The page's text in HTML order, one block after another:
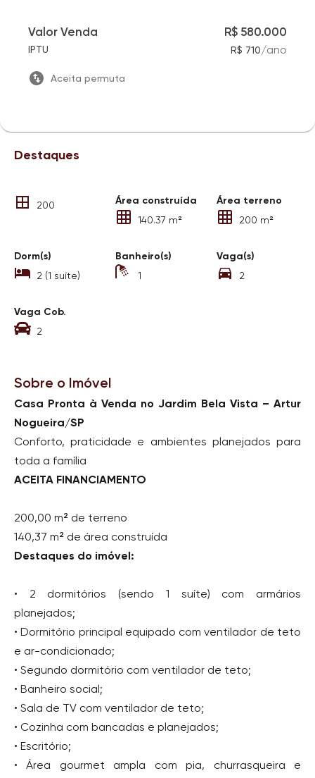
Valor Venda R$ 580.000
IPTU R$ 710/ano
Aceita permuta
Destaques
200 Área construída
140.37 m²
Área terreno
200 m²
Dorm(s)
2 (1 suíte)
Banheiro(s)
1
Vaga(s)
2
Vaga Cob.
2
Sobre o Imóvel
Casa Pronta à Venda no Jardim Bela Vista – Artur
Nogueira/SP
Conforto, praticidade e ambientes planejados para
toda a família
ACEITA FINANCIAMENTO
200,00 m² de terreno
140,37 m² de área construída
Destaques do imóvel:
• 2 dormitórios (sendo 1 suíte) com armários
planejados;
• Dormitório principal equipado com ventilador de teto
e ar-condicionado;
• Segundo dormitório com ventilador de teto;
• Banheiro social;
• Sala de TV com ventilador de teto;
• Cozinha com bancadas e planejados;
• Escritório;
• Área gourmet ampla com pia, churrasqueira e